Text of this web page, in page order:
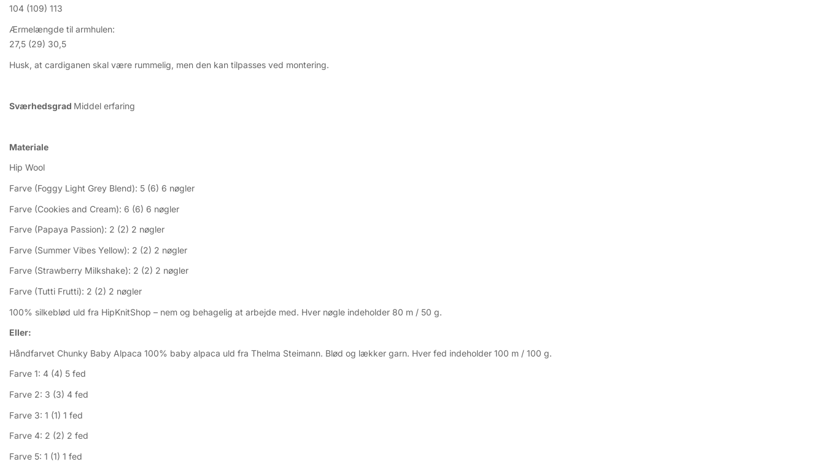
104 (109) 113
Ærmelængde til armhulen:
27,5 (29) 30,5
Husk, at cardiganen skal være rummelig, men den kan tilpasses ved montering.
Sværhedsgrad Middel erfaring
Materiale
Hip Wool
Farve (Foggy Light Grey Blend): 5 (6) 6 nøgler
Farve (Cookies and Cream): 6 (6) 6 nøgler
Farve (Papaya Passion): 2 (2) 2 nøgler
Farve (Summer Vibes Yellow): 2 (2) 2 nøgler
Farve (Strawberry Milkshake): 2 (2) 2 nøgler
Farve (Tutti Frutti): 2 (2) 2 nøgler
100% silkeblød uld fra HipKnitShop – nem og behagelig at arbejde med. Hver nøgle indeholder 80 m / 50 g.
Eller:
Håndfarvet Chunky Baby Alpaca 100% baby alpaca uld fra Thelma Steimann. Blød og lækker garn. Hver fed indeholder 100 m / 100 g.
Farve 1: 4 (4) 5 fed
Farve 2: 3 (3) 4 fed
Farve 3: 1 (1) 1 fed
Farve 4: 2 (2) 2 fed
Farve 5: 1 (1) 1 fed